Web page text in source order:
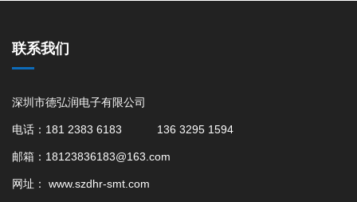
联系我们
深圳市德弘润电子有限公司
电话：181 2383 6183 136 3295 1594
邮箱：18123836183@163.com
网址： www.szdhr-smt.com